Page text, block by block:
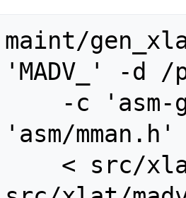
maint/
'MADV_' -d
'asm/